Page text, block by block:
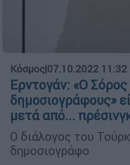
Κόσμος|07.10.2022 11:32
Ερντογάν: «Ο
δημοσιογράφους»
μετά από...
Ο διάλογος του
δημοσιογράφο